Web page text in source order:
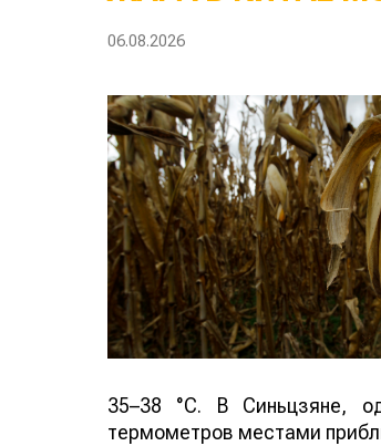
06.08.2026
35–38 °C. В Синьцзяне,
термометров местами